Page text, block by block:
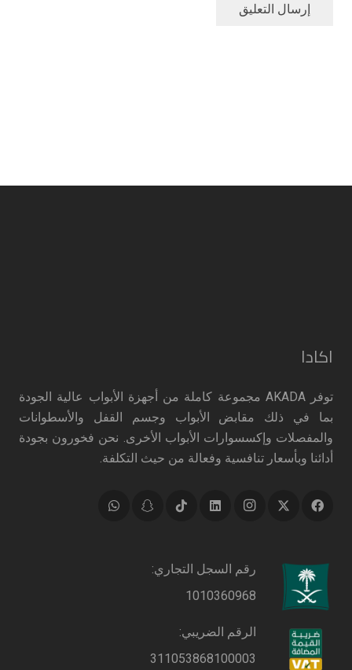
إرسال التعليق
اكادا
توفر AKADA مجموعة كاملة من أجهزة الأبواب عالية الجودة
بما في ذلك مقابض الأبواب وجسم القفل والأسطوانات
والمفصلات وإكسسوارات الأبواب الأخرى. نحن فخورون بجودة
أدائنا وبأسعار تنافسية وفعالة من حيث التكلفة.
رقم السجل التجاري:
1010360968
الرقم الضريبي:
311053868100003